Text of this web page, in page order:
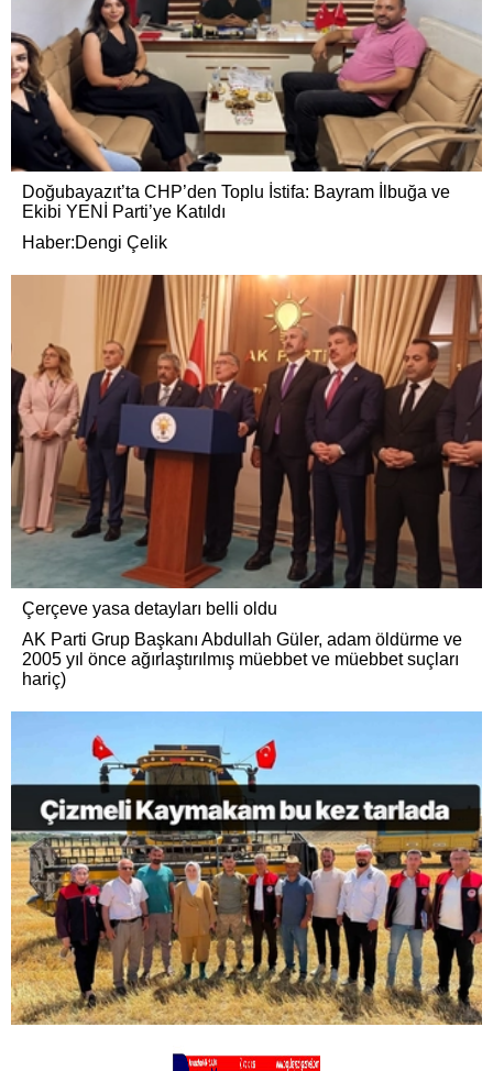
Doğubayazıt’ta CHP’den Toplu İstifa: Bayram İlbuğa ve
Ekibi YENİ Parti’ye Katıldı
Haber:Dengi Çelik
Çerçeve yasa detayları belli oldu
AK Parti Grup Başkanı Abdullah Güler, adam öldürme ve
2005 yıl önce ağırlaştırılmış müebbet ve müebbet suçları
hariç)